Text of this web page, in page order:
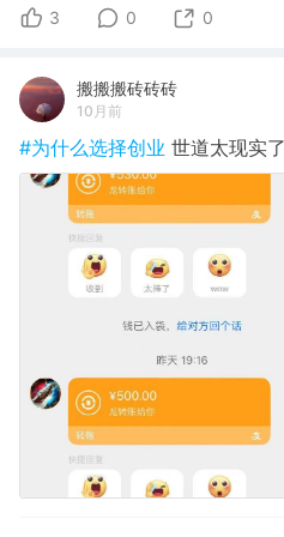
3 0 0
搬搬搬砖砖砖
10月前
#为什么选择创业 世道太现实